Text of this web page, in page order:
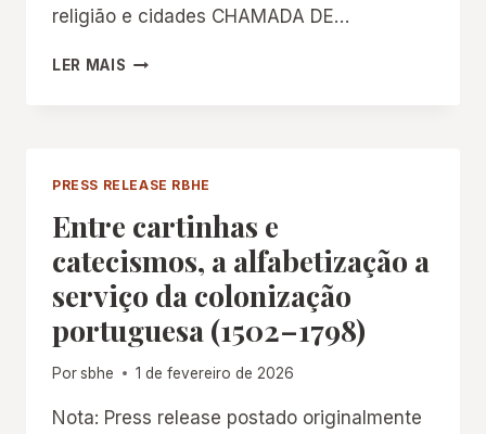
religião e cidades CHAMADA DE…
LER MAIS REVISTA
CIDADES
PRESS RELEASE RBHE
Entre cartinhas e
catecismos, a alfabetização a
serviço da colonização
portuguesa (1502–1798)
Porsbhe 1 de fevereiro de 2026
Nota: Press release postado originalmente